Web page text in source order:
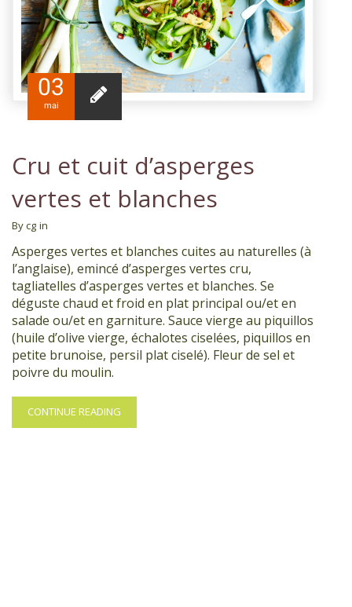
03
mai
Cru et cuit d’asperges
vertes et blanches
By cg in
Asperges vertes et blanches cuites au naturelles (à
l’anglaise), emincé d’asperges vertes cru,
tagliatelles d’asperges vertes et blanches. Se
déguste chaud et froid en plat principal ou/et en
salade ou/et en garniture. Sauce vierge au piquillos
(huile d’olive vierge, échalotes ciselées, piquillos en
petite brunoise, persil plat ciselé). Fleur de sel et
poivre du moulin.
CONTINUE READING